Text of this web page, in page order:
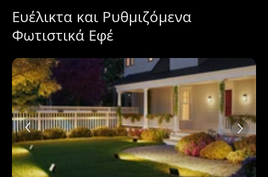
Ευέλικτα και Ρυθμιζόμενα
Φωτιστικά Εφέ